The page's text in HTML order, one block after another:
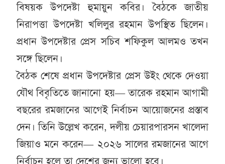
বিষয়ক উপদেষ্টা হুমায়ুন কবির। বৈঠকে জাতীয়
নিরাপত্তা উপদেষ্টা খলিলুর রহমান উপস্থিত ছিলেন।
প্রধান উপদেষ্টার প্রেস সচিব শফিকুল আলমও তখন
সঙ্গে ছিলেন।
বৈঠক শেষে প্রধান উপদেষ্টার প্রেস উইং থেকে দেওয়া
যৌথ বিবৃতিতে জানানো হয়— তারেক রহমান আগামী
বছরের রমজানের আগেই নির্বাচন আয়োজনের প্রস্তাব
দেন। তিনি উল্লেখ করেন, দলীয় চেয়ারপারসন খালেদা
জিয়াও মনে করেন— ২০২৬ সালের রমজানের আগে
নির্বাচন হলে তা দেশের জন্য ভালো হবে।